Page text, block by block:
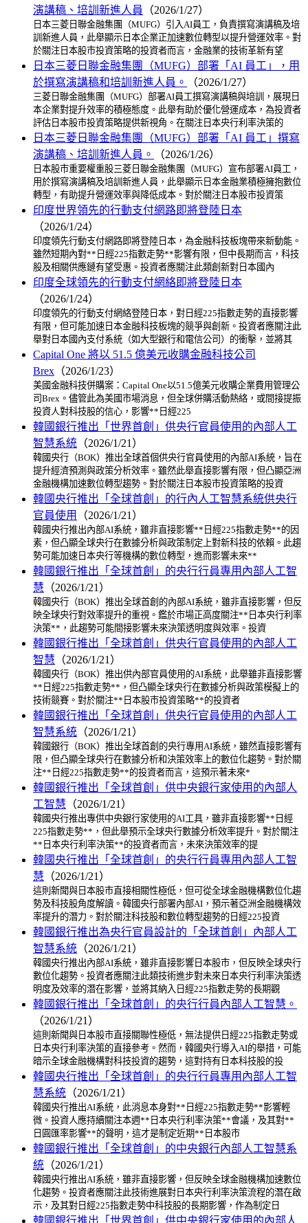
演講稿、培訓新進人員
（2026/1/27）
日本三菱日聯金融集團（MUFG）引入AI員工，負責撰寫演講稿及培
訓新進人員，此舉顯示日本企業正加速數位轉型以提升營運效率。對
於關注日本股市投資策略的投資者而言，金融業的技術革新有望
日本三菱日聯金融集團（MUFG）部署「AI 員工」，用
於撰寫演講稿和培訓新進人員。
（2026/1/27）
三菱日聯金融集團（MUFG）部署AI員工撰寫演講稿與培訓，展現日
本企業對提升效率的積極態度。此舉有助於優化營運成本，為投資者
評估日本股市投資策略提供新視角。在關注日本央行利率決策的
日本三菱日聯金融集團（MUFG）部署「AI 員工」撰寫
演講稿、培訓新進人員。
（2026/1/26）
日本股市重要權重股三菱日聯金融集團（MUFG）宣布部署AI員工，
用於撰寫演講稿及培訓新進人員，此舉顯示日本金融業積極擁抱數位
轉型，有助提升營運效率與降低成本。對於關注日本股市投資策
印度世界領先的行動支付網路即將登陸日本
（2026/1/24）
印度領先行動支付網路即將登陸日本，為金融科技板塊帶來新動能。
雖然短期內對**日經225指數走勢**影響有限，但中長期而言，科技
股及相關供應鏈有望受惠。投資者應關注此類創新對日本國內
印度全球領先的行動支付網絡即將登陸日本
（2026/1/24）
印度領先的行動支付網絡登陸日本，對日經225指數走勢的直接影響
有限，但可能加速日本金融科技板塊的競爭與創新。投資者應關注此
舉對日本國內支付系統（如大型銀行和電信公司）的衝擊，並將其
Capital One 將以 51.5 億美元收購金融科技公司
Brex （2026/1/23）
美國金融科技併購案：Capital One以51.5億美元收購企業費用管理公
司Brex。儘管此為美國市場消息，但全球併購活動熱絡，或間接提振
投資人對科技股的信心，影響**日經225
韓國銀行推出「世界首創」供央行官員使用的內部人工
智慧系統 （2026/1/21）
韓國央行（BOK）推出全球首個供央行官員使用的內部AI系統，旨在
提升經濟預測與政策分析效率。雖然此舉直接影響有限，但凸顯亞洲
金融機構加速數位轉型趨勢。對於關注日本股市投資策略的投資
韓國央行推出「全球首創」的行內人工智慧系統供央行
官員使用
（2026/1/21）
韓國央行推出內部AI系統，雖非直接影響**日經225指數走勢**的因
素，但凸顯全球央行在數據分析與政策制定上對新科技的依賴。此趨
勢可能加速日本央行等機構的數位轉型，進而影響未來**
韓國銀行推出「全球首創」的央行行員專用內部人工智
慧 （2026/1/21）
韓國央行（BOK）推出全球首創的內部AI系統，雖非直接影響，但反
映全球央行對效率提升的重視。鑑於市場正高度關注**日本央行利率
決策**，此趨勢可能間接影響未來決策透明度與效率。投資
韓國銀行推出「全球首創」供央行官員使用的內部人工
智慧 （2026/1/21）
韓國央行（BOK）推出供內部官員使用的AI系統，此舉雖非直接影響
**日經225指數走勢**，但凸顯全球央行在數據分析與政策模擬上的
技術競賽。對於關注**日本股市投資策略**的投資者
韓國銀行推出「全球首創」供央行官員使用的內部人工
智慧系統 （2026/1/21）
韓國銀行（BOK）推出全球首創的央行專用AI系統，雖然直接影響有
限，但凸顯全球央行在數據分析和決策效率上的數位化趨勢。對於關
注**日經225指數走勢**的投資者而言，這預示著未來*
韓國銀行推出「全球首創」供中央銀行家使用的內部人
工智慧 （2026/1/21）
韓國央行推出專供中央銀行家使用的AI工具，雖非直接影響**日經
225指數走勢**，但此舉預示全球央行數據分析效率提升。對於關注
**日本央行利率決策**的投資者而言，未來決策效率的提
韓國央行推出「全球首創」的央行行員專用內部人工智
慧 （2026/1/21）
這則新聞與日本股市直接相關性極低，但可從全球金融機構數位化趨
勢及科技股角度解讀。韓國央行部署內部AI，預示著亞洲金融機構效
率提升的潛力。對於關注科技股和數位轉型趨勢的日經225投資
韓國銀行推出為央行官員設計的「全球首創」內部人工
智慧系統 （2026/1/21）
韓國央行推出內部AI系統，雖非直接影響日本股市，但反映全球央行
數位化趨勢。投資者應關注此類技術進步對未來日本央行利率決策透
明度及效率的潛在影響，並將其納入日經225指數走勢的長期觀
韓國銀行推出「全球首創」的央行行員內部人工智慧。
（2026/1/21）
這則新聞與日本股市直接關聯性極低，無法提供日經225指數走勢或
日本央行利率決策的直接參考。然而，韓國央行導入AI的舉措，可能
暗示全球金融機構對科技投資的趨勢，這對持有日本科技股的投
韓國央行推出「全球首創」的央行行員專用內部人工智
慧系統 （2026/1/21）
韓國央行推出AI系統，此消息本身對**日經225指數走勢**影響輕
微。投資人應持續關注本週**日本央行利率決策**會議，及其對**
日圓匯率影響**的聲明，這才是制定近期**日本股市
韓國銀行推出「全球首創」的中央銀行內部人工智慧系
統 （2026/1/21）
韓國央行推出AI系統，雖非直接影響，但反映全球金融機構加速數位
化趨勢。投資者應關注此技術進展對日本央行利率決策流程的潛在啟
示，及其對日經225指數走勢中科技股的長期影響，作為制定日
韓國銀行推出「世界首創」供中央銀行家使用的內部人